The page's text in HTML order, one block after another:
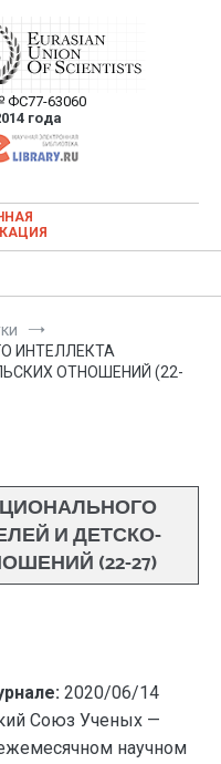
Ученых —
статей в
журнале
63060
года
научных статей в
журнале
ИНТЕЛЛЕКТА
ОТНОШЕНИЙ (22-
И ДЕТСКО-
(22-27)
2020/06/14
Союз Ученых —
научном